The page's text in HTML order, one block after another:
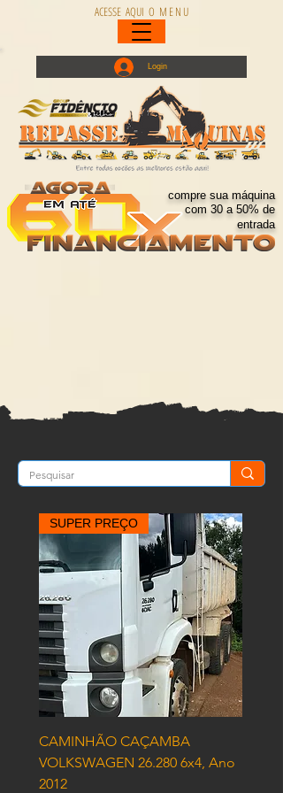
ACESSE AQUI O M E N U
Login
compre sua máquina
com 30 a 50% de
entrada
SUPER PREÇO
CAMINHÃO CAÇAMBA
VOLKSWAGEN 26.280 6x4, Ano
2012